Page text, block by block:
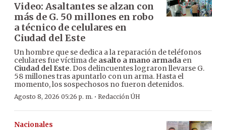
Video: Asaltantes se alzan con
más de G. 50 millones en robo
a técnico de celulares en
Ciudad del Este
Un hombre que se dedica a la reparación de teléfonos
celulares fue víctima de asalto a mano armada en
Ciudad del Este. Dos delincuentes lograron llevarse G.
58 millones tras apuntarlo con un arma. Hasta el
momento, los sospechosos no fueron detenidos.
Agosto 8, 2026 05:26 p. m. · Redacción ÚH
Nacionales